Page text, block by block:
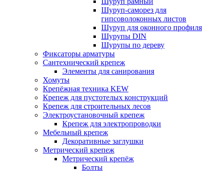
Шуруп-саморез для
гипсоволоконных листов
Шуруп для оконного профиля
Шурупы DIN
Шурупы по дереву
Фиксаторы арматуры
Сантехнический крепеж
Элементы для санирования
Хомуты
Крепёжная техника KEW
Крепеж для пустотелых конструкций
Крепеж для строительных лесов
Электроустановочный крепеж
Крепеж для электропроводки
Мебельный крепеж
Декоративные заглушки
Метрический крепеж
Метрический крепёж
Болты